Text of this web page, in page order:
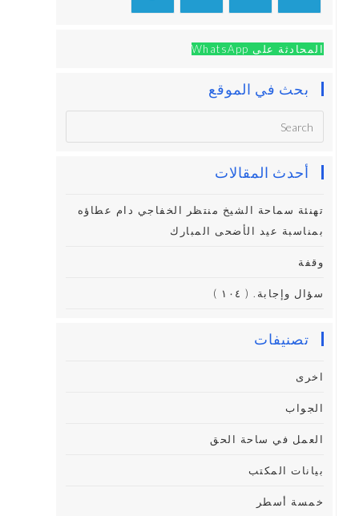
المحادثة على WhatsApp
بحث في الموقع
أحدث المقالات
تهنئة سماحة الشيخ منتظر الخفاجي دام عطاؤه
بمناسبة عيد الأضحى المبارك
وقفة
سؤال وإجابة. ( ١٠٤ )
تصنيفات
اخرى
الجواب
العمل في ساحة الحق
بيانات المكتب
خمسة أسطر